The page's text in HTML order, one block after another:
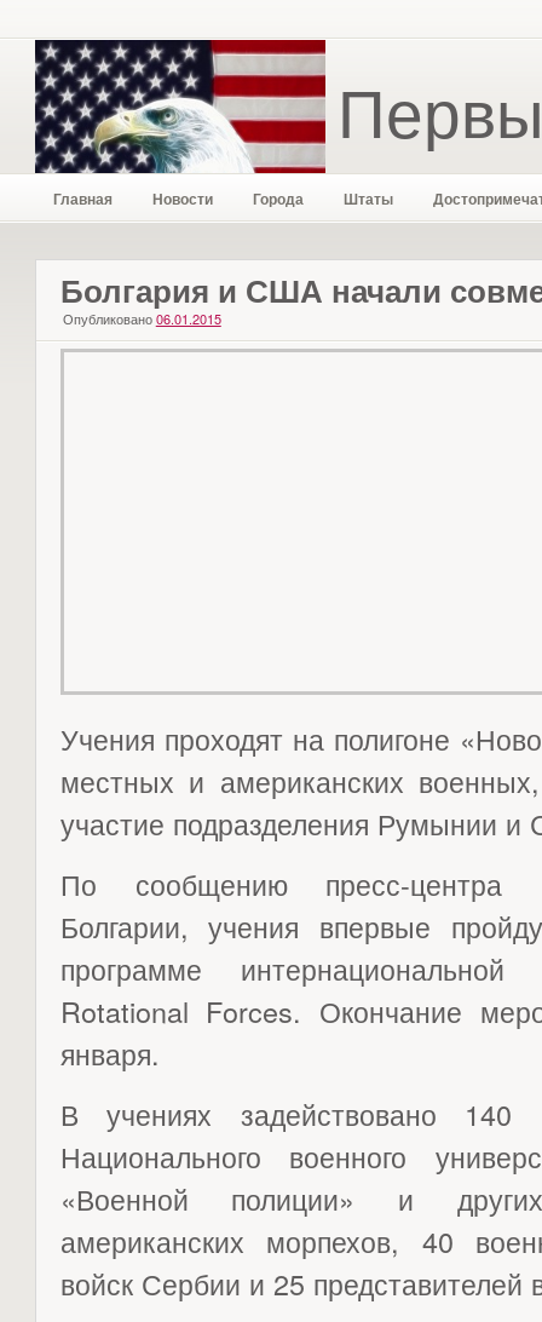
Главная Новости Города Штаты
Болгария и США начали
Опубликовано 06.01.2015
Учения проходят на полигоне
местных и американских
участие подразделения Румынии и
По сообщению пресс-центра
Болгарии, учения впервые
программе
Rotational Forces. Окончание
января.
В учениях задействовано 140
Национального военного
«Военной полиции» и
американских морпехов, 40
войск Сербии и 25